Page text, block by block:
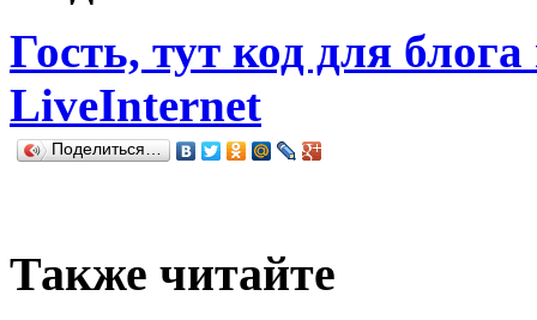
Гость, тут код для
LiveInternet
Поделиться…
Также читайте